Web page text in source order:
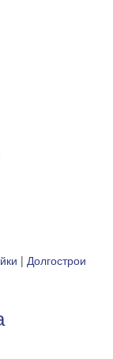
| Долгострои